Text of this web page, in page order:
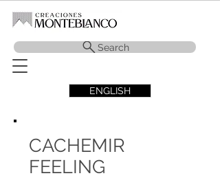
Search
ENGLISH
CACHEMIR
FEELING